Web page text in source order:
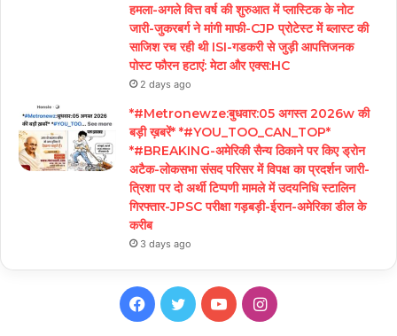
हमला-अगले वित्त वर्ष की शुरुआत में प्लास्टिक के नोट
जारी-जुकरबर्ग ने मांगी माफी-CJP प्रोटेस्ट में ब्लास्ट की
साजिश रच रही थी ISI-गडकरी से जुड़ी आपत्तिजनक
पोस्ट फौरन हटाएं: मेटा और एक्स:HC
2 days ago
*#Metronewze:बुधवार:05 अगस्त 2026w की
बड़ी ख़बरें* *#YOU_TOO_CAN_TOP*
*#BREAKING-अमेरिकी सैन्य ठिकाने पर किए ड्रोन
अटैक-लोकसभा संसद परिसर में विपक्ष का प्रदर्शन जारी-
त्रिशा पर दो अर्थी टिप्पणी मामले में उदयनिधि स्टालिन
गिरफ्तार-JPSC परीक्षा गड़बड़ी-ईरान-अमेरिका डील के
करीब
3 days ago
Facebook
TwitterYouTubeInstagram